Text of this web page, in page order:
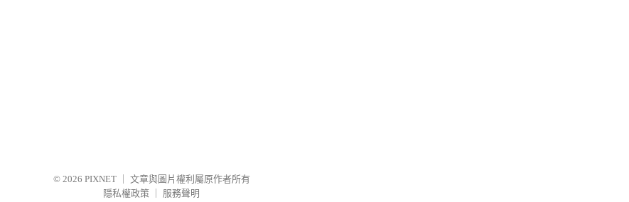
© 2026 PIXNET
文章與圖片權利屬原作者所有
隱私權政策
服務聲明